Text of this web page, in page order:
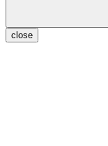
close